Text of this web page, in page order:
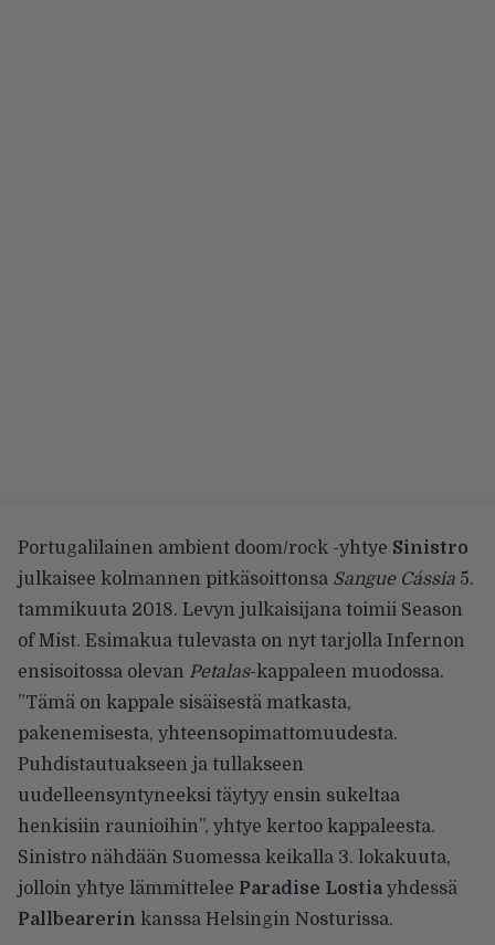
Portugalilainen ambient doom/rock -yhtye Sinistro
julkaisee kolmannen pitkäsoittonsa Sangue Cássia 5.
tammikuuta 2018. Levyn julkaisijana toimii Season
of Mist. Esimakua tulevasta on nyt tarjolla Infernon
ensisoitossa olevan Petalas-kappaleen muodossa.
”Tämä on kappale sisäisestä matkasta,
pakenemisesta, yhteensopimattomuudesta.
Puhdistautuakseen ja tullakseen
uudelleensyntyneeksi täytyy ensin sukeltaa
henkisiin raunioihin”, yhtye kertoo kappaleesta.
Sinistro nähdään Suomessa keikalla 3. lokakuuta,
jolloin yhtye lämmittelee Paradise Lostiayhdessä
Pallbearerin kanssa Helsingin Nosturissa.